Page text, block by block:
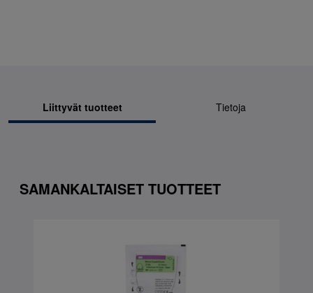
Liittyvät tuotteet Tietoja
SAMANKALTAISET TUOTTEET